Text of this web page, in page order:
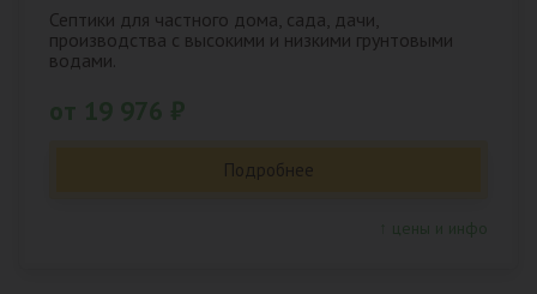
Септики для частного дома, сада, дачи,
производства с высокими и низкими грунтовыми
водами.
Подробнее